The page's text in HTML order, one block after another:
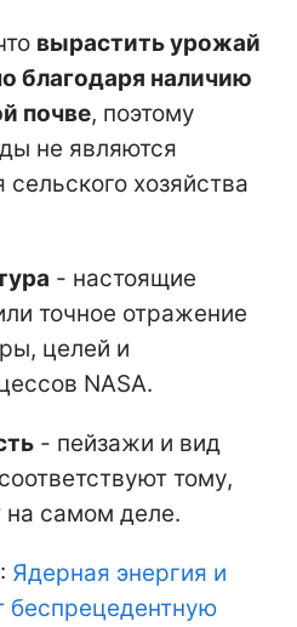
вырастить урожай
благодаря наличию
почве, поэтому
не являются
хозяйства
- настоящие
точное отражение
целей и
NASA.
- пейзажи и вид
тому,
на самом деле.
: Ядерная энергия и
беспрецедентную